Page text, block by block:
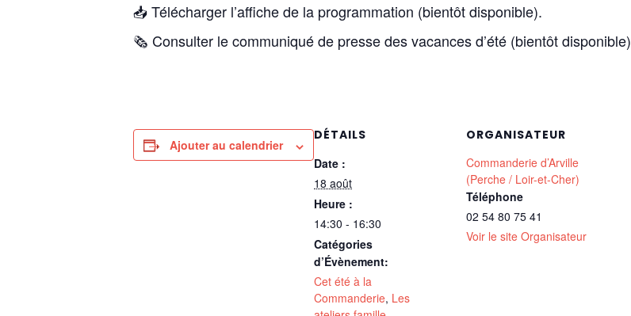
📥 Télécharger l’affiche de la programmation (bientôt disponible).
🗞️ Consulter le communiqué de presse des vacances d’été (bientôt disponible)
Ajouter au calendrier
DÉTAILS
Date :
18 août
Heure :
14:30 - 16:30
Catégories
d’Évènement:
Cet été à la
Commanderie, Les
ORGANISATEUR
Commanderie d’Arville
(Perche / Loir-et-Cher)
Téléphone
02 54 80 75 41
Voir le site Organisateur